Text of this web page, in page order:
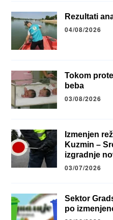
Rezultati
04/08/2026
Tokom
beba
03/08/2026
Izmenjen
Kuzmin –
izgradnje
03/07/2026
Sektor
po